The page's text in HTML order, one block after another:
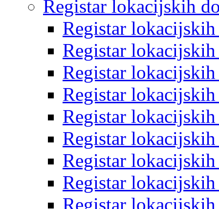
Registar lokacijskih
Registar
Registar
Registar
Registar
Registar
Registar
Registar
Registar
Registar